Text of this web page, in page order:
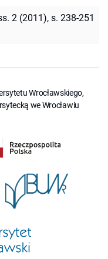
2 (2011), s. 238-251
Wrocławskiego,
we Wrocławiu